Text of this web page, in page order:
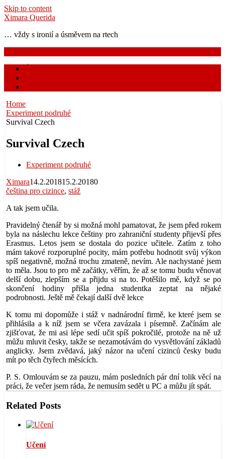
Skip to content
Ximara Querida
… vždy s ironií a úsměvem na rtech
Home
Experiment podruhé
Survival Czech
Survival Czech
Experiment podruhé
Ximara14.2.201815.2.20180
čeština pro cizince,stáž
A tak jsem učila.
Pravidelný čtenář by si možná mohl pamatovat, že jsem před rokem
byla na náslechu lekce češtiny pro zahraniční studenty přijevší přes
Erasmus. Letos jsem se dostala do pozice učitele. Zatím z toho
mám takové rozporuplné pocity, mám potřebu hodnotit svůj výkon
spíš negativně, možná trochu zmateně, nevím. Ale nachystané jsem
to měla. Jsou to pro mě začátky, věřím, že až se tomu budu věnovat
delší dobu, zlepším se a přijdu si na to. Potěšilo mě, když se po
skončení hodiny přišla jedna studentka zeptat na nějaké
podrobnosti. Ještě mě čekají další dvě lekce
K tomu mi dopomůže i stáž v nadnárodní firmě, ke které jsem se
přihlásila a k níž jsem se včera zavázala i písemně. Začínám ale
zjišťovat, že mi asi lépe sedí učit spíš pokročilé, protože na ně už
můžu mluvit česky, takže se nezamotávám do vysvětlování základů
anglicky. Jsem zvědavá, jaký názor na učení cizinců česky budu
mít po těch čtyřech měsících.
P. S. Omlouvám se za pauzu, mám posledních pár dní tolik věcí na
práci, že večer jsem ráda, že nemusím sedět u PC a můžu jít spát.
Related Posts
Učení